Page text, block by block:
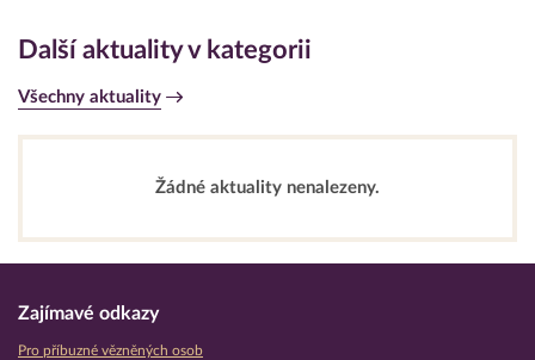
Další aktuality v kategorii
Všechny aktuality
Žádné aktuality nenalezeny.
Zajímavé odkazy
Pro příbuzné vězněných osob